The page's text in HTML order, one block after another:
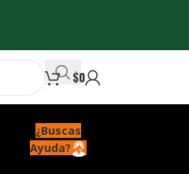
$0
¿Buscas
Ayuda?